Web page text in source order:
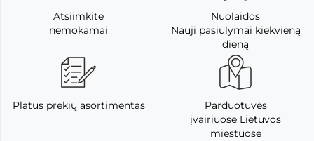
Atsiimkite
nemokamai
Nuolaidos
Nauji pasiūlymai kiekvieną
dieną
Platus prekių asortimentas
Parduotuvės
įvairiuose Lietuvos
miestuose